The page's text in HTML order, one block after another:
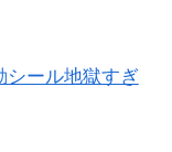
シール地獄すぎ